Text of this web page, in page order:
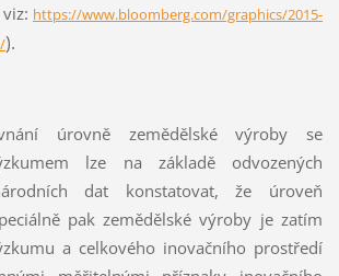
https://www.bloomberg.com/graphics/2015-
).
úrovně zemědělské výroby se
lze na základě odvozených
dat konstatovat, že úroveň
pak zemědělské výroby je zatím
a celkového inovačního prostředí